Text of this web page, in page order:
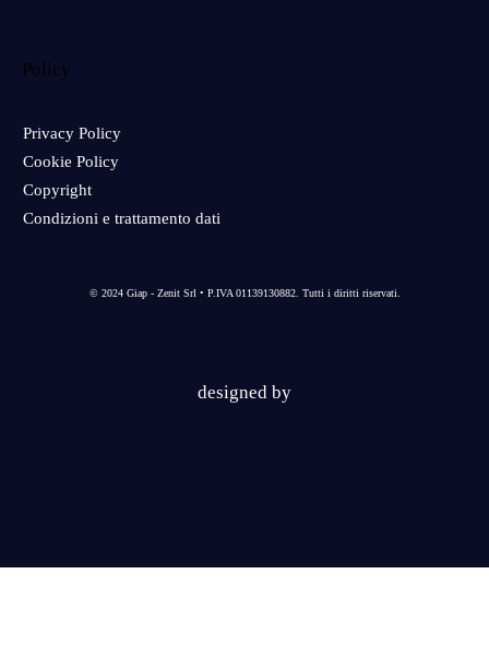
Policy
Privacy Policy
Cookie Policy
Copyright
Condizioni e trattamento dati
© 2024 Giap - Zenit Srl • P.IVA 01139130882. Tutti i diritti riservati.
designed by